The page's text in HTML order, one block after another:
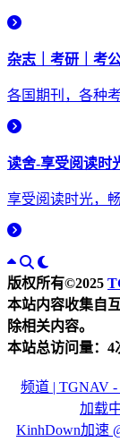
杂志｜考研｜考
各国期刊，各种
读舍-享受阅读时
享受阅读时光，
版权所有©2025
本站内容收集自
除相关内容。
本站总访问量： 4
频道 | TGNAV -
加载
KinhDown加速